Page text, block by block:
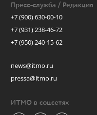
Пресс-служба / Редакция
+7 (900) 630-00-10
+7 (931) 238-46-72
+7 (950) 240-15-62
news@itmo.ru
pressa@itmo.ru
ИТМО в соцсетях